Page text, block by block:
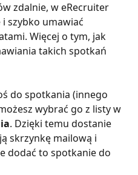
zdalnie, w eRecruiter
szybko umawiać
Więcej o tym, jak
takich spotkań
do spotkania (innego
wybrać go z listy w
. Dzięki temu dostanie
skrzynkę mailową i
dodać to spotkanie do